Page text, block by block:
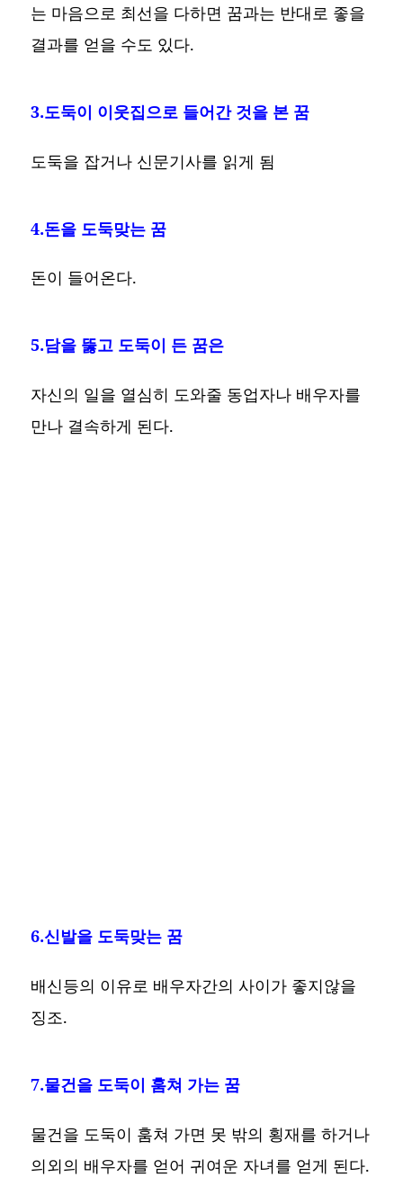
는 마음으로 최선을 다하면 꿈과는 반대로 좋을
결과를 얻을 수도 있다.
3.도둑이 이웃집으로 들어간 것을 본 꿈
도둑을 잡거나 신문기사를 읽게 됨
4.돈을 도둑맞는 꿈
돈이 들어온다.
5.담을 뚫고 도둑이 든 꿈은
자신의 일을 열심히 도와줄 동업자나 배우자를
만나 결속하게 된다.
6.신발을 도둑맞는 꿈
배신등의 이유로 배우자간의 사이가 좋지않을
징조.
7.물건을 도둑이 훔쳐 가는 꿈
물건을 도둑이 훔쳐 가면 못 밖의 횡재를 하거나
의외의 배우자를 얻어 귀여운 자녀를 얻게 된다.